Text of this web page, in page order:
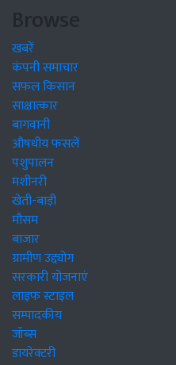
Browse
खबरें
कंपनी समाचार
सफल किसान
साक्षात्कार
बागवानी
औषधीय फसलें
पशुपालन
मशीनरी
खेती-बाड़ी
मौसम
बाजार
ग्रामीण उद्द्योग
सरकारी योजनाएं
लाइफ स्टाइल
सम्पादकीय
जॉब्स
डायरेक्टरी